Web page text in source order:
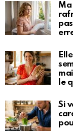
Ma
le
Si